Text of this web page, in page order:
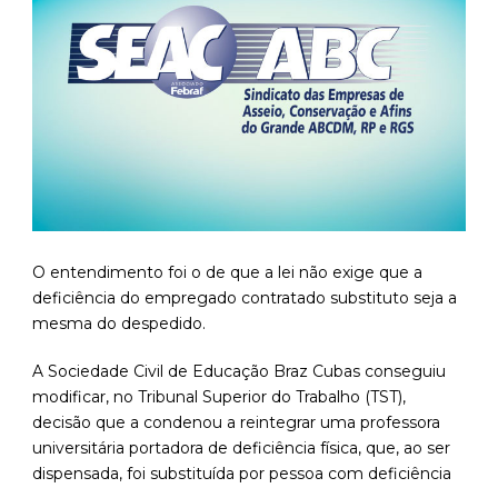
O entendimento foi o de que a lei não exige que a
deficiência do empregado contratado substituto seja a
mesma do despedido.
A Sociedade Civil de Educação Braz Cubas conseguiu
modificar, no Tribunal Superior do Trabalho (TST),
decisão que a condenou a reintegrar uma professora
universitária portadora de deficiência física, que, ao ser
dispensada, foi substituída por pessoa com deficiência